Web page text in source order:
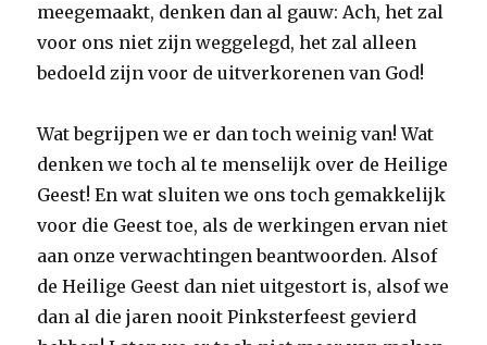
meegemaakt, denken dan al gauw: Ach, het zal
voor ons niet zijn weggelegd, het zal alleen
bedoeld zijn voor de uitverkorenen van God!
Wat begrijpen we er dan toch weinig van! Wat
denken we toch al te menselijk over de Heilige
Geest! En wat sluiten we ons toch gemakkelijk
voor die Geest toe, als de werkingen ervan niet
aan onze verwachtingen beantwoorden. Alsof
de Heilige Geest dan niet uitgestort is, alsof we
dan al die jaren nooit Pinksterfeest gevierd